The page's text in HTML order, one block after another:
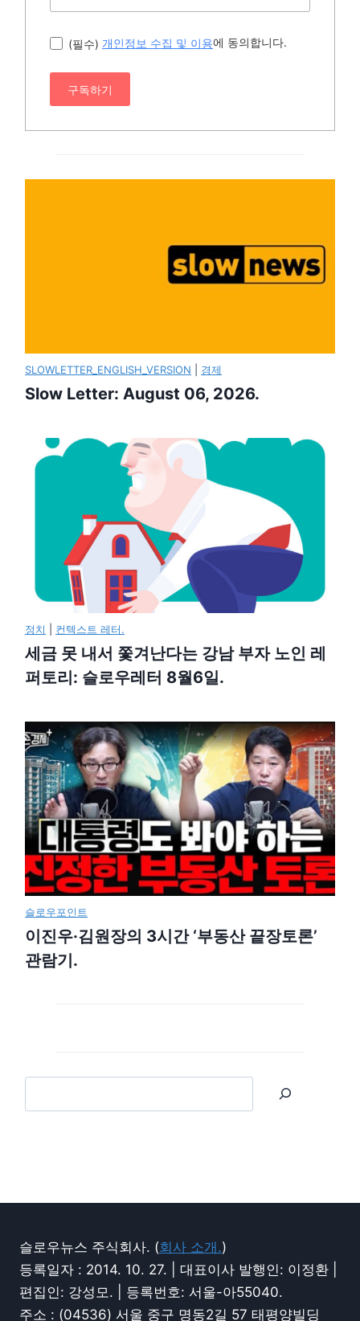
(필수) 개인정보 수집 및 이용에 동의합니다.
구독하기
SLOWLETTER_ENGLISH_VERSION 경제
Slow Letter: August 06, 2026.
정치 컨텍스트 레터.
세금 못 내서 쫓겨난다는 강남 부자 노인 레
퍼토리: 슬로우레터 8월6일.
슬로우포인트
이진우·김원장의 3시간 ‘부동산 끝장토론’
관람기.
슬로우뉴스 주식회사. (회사 소개.)
등록일자 : 2014. 10. 27. | 대표이사 발행인: 이정환 |
편집인: 강성모. | 등록번호: 서울-아55040.
주소 : (04536) 서울 중구 명동2길 57 태평양빌딩